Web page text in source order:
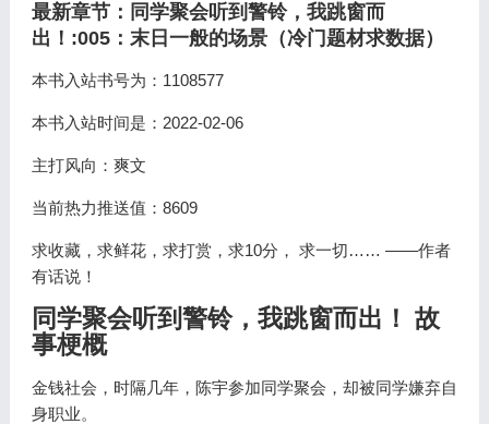
最新章节：同学聚会听到警铃，我跳窗而
出！:005：末日一般的场景（冷门题材求数据）
本书入站书号为：1108577
本书入站时间是：2022-02-06
主打风向：爽文
当前热力推送值：8609
求收藏，求鲜花，求打赏，求10分， 求一切…… ——作者
有话说！
同学聚会听到警铃，我跳窗而出！ 故
事梗概
金钱社会，时隔几年，陈宇参加同学聚会，却被同学嫌弃自
身职业。